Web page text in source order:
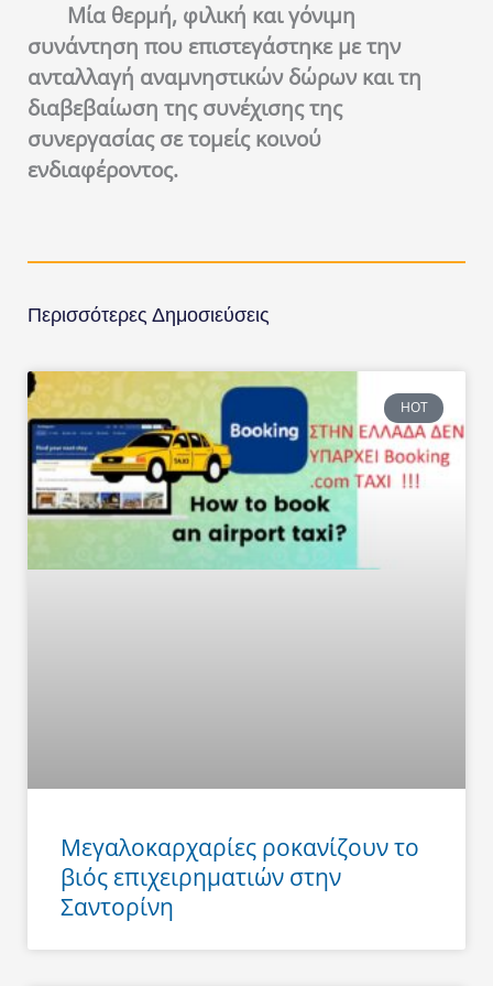
Μία θερμή, φιλική και γόνιμη
συνάντηση που επιστεγάστηκε με την
ανταλλαγή αναμνηστικών δώρων και τη
διαβεβαίωση της συνέχισης της
συνεργασίας σε τομείς κοινού
ενδιαφέροντος.
Περισσότερες Δημοσιεύσεις
HOT
Μεγαλοκαρχαρίες ροκανίζουν το
βιός επιχειρηματιών στην
Σαντορίνη